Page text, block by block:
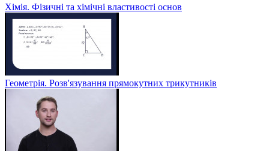
Хімія. Фізичні та хімічні властивості основ
Геометрія. Розв'язування прямокутних трикутників